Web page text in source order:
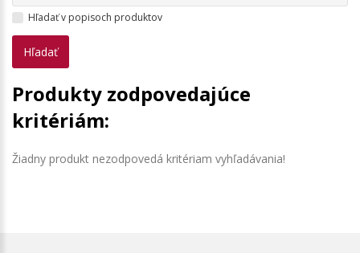
Hľadať v popisoch produktov
Produkty zodpovedajúce
kritériám:
Žiadny produkt nezodpovedá kritériam vyhľadávania!